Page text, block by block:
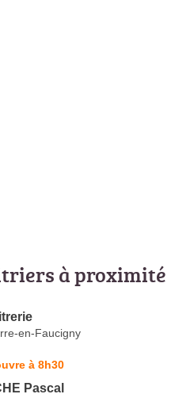
à proximité
en-Faucigny
à 8h30
Pascal